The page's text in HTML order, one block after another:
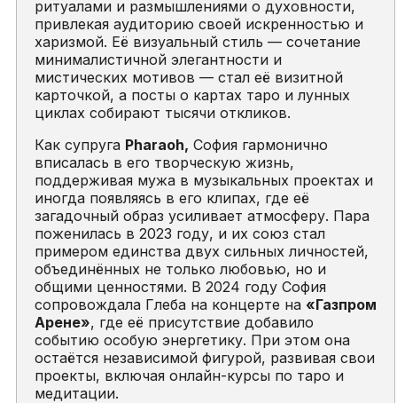
ритуалами и размышлениями о духовности,
привлекая аудиторию своей искренностью и
харизмой. Её визуальный стиль — сочетание
минималистичной элегантности и
мистических мотивов — стал её визитной
карточкой, а посты о картах таро и лунных
циклах собирают тысячи откликов.
Как супруга Pharaoh, София гармонично
вписалась в его творческую жизнь,
поддерживая мужа в музыкальных проектах и
иногда появляясь в его клипах, где её
загадочный образ усиливает атмосферу. Пара
поженилась в 2023 году, и их союз стал
примером единства двух сильных личностей,
объединённых не только любовью, но и
общими ценностями. В 2024 году София
сопровождала Глеба на концерте на «Газпром
Арене», где её присутствие добавило
событию особую энергетику. При этом она
остаётся независимой фигурой, развивая свои
проекты, включая онлайн-курсы по таро и
медитации.